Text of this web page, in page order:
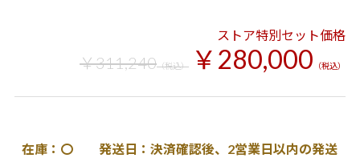
ストア特別セット価格
￥311,240（税込） ￥280,000 （税込）
在庫：〇 発送日：決済確認後、2営業日以内の発送